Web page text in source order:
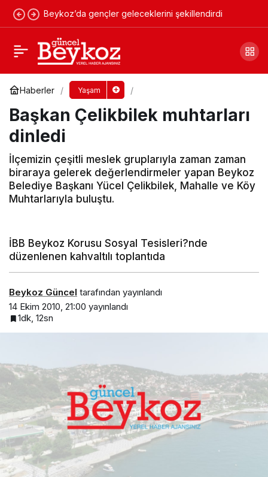
Beykoz’da gençler geleceklerini şekillendirdi
Haberler Yaşam
Başkan Çelikbilek muhtarları
dinledi
İlçemizin çeşitli meslek gruplarıyla zaman zaman
biraraya gelerek değerlendirmeler yapan Beykoz
Belediye Başkanı Yücel Çelikbilek, Mahalle ve Köy
Muhtarlarıyla buluştu.
İBB Beykoz Korusu Sosyal Tesisleri?nde
düzenlenen kahvaltılı toplantıda
Beykoz Güncel tarafından yayınlandı
14 Ekim 2010, 21:00 yayınlandı
1dk, 12sn
Beykoz'da 10.10.10 yoğunluğu
Yorum Yap Paylaş